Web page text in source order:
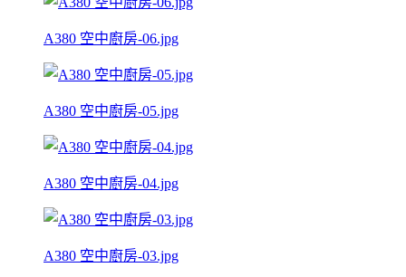
A380 空中廚房-06.jpg
A380 空中廚房-05.jpg
A380 空中廚房-04.jpg
A380 空中廚房-03.jpg